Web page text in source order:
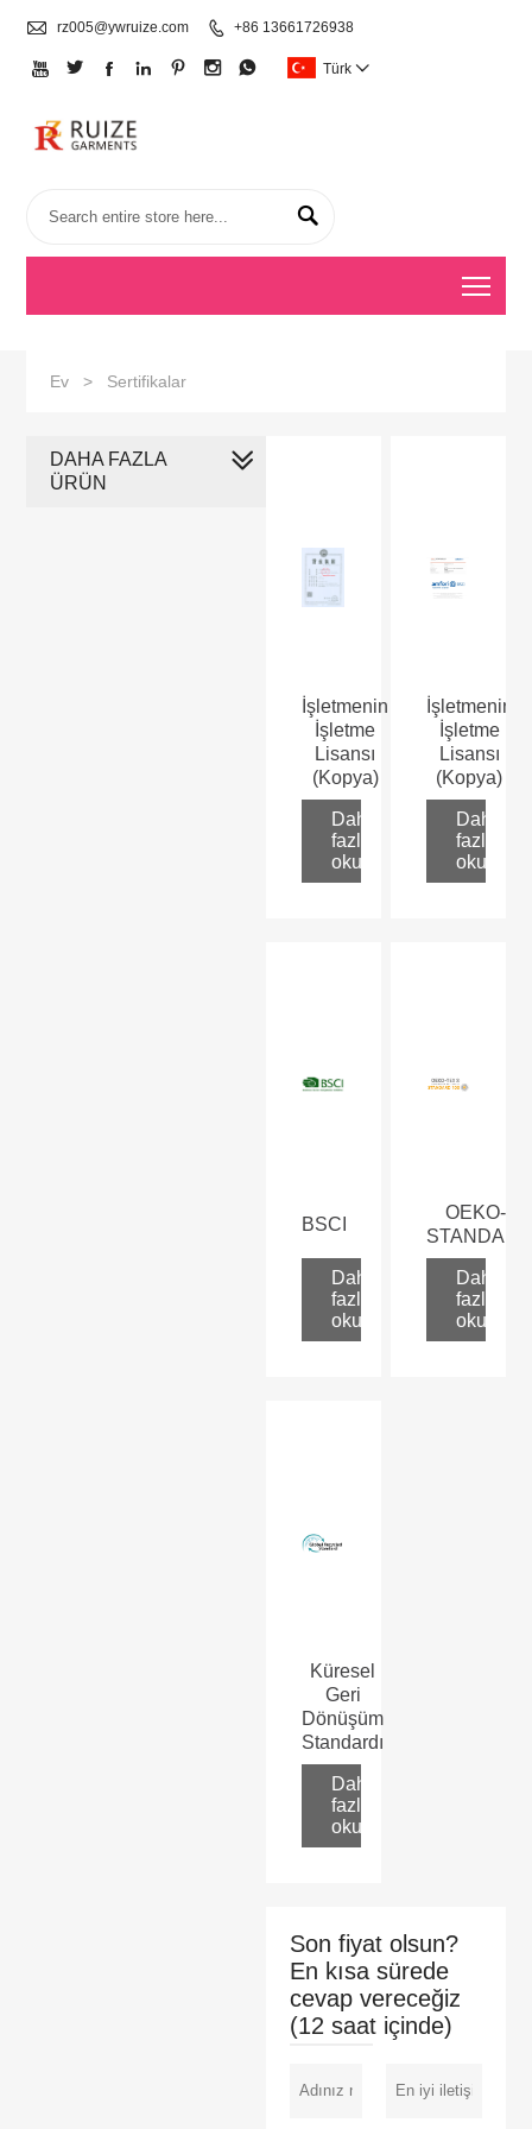
 rz005@ywruize.com  +86 13661726938
       Türk 

Ev > Sertifikalar
İşletmenin
İşletme
Lisansı
(Kopya)
Daha
fazla
oku
İşletmenin
İşletme
Lisansı
(Kopya)
Daha
fazla
oku
BSCI
Daha
fazla
oku
OEKO-
Daha
fazla
oku
Küresel
Geri
Dönüşüm
Standardı
Daha
fazla
oku
Son fiyat olsun?
En kısa sürede
cevap vereceğiz
(12 saat içinde)
DAHA FAZLA
ÜRÜN